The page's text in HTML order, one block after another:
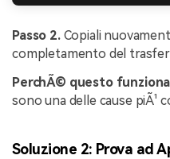
Passo 2.Copiali
completamento del
PerchÃ© questo
sono una delle cause piÃ¹
Soluzione 2: Prova ad